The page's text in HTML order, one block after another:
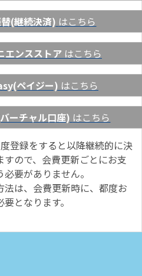
(継続決済) はこちら
エンスストア はこちら
ペイジー) はこちら
ーチャル口座) はこちら
登録をすると以降継続的に決
すので、会費更新ごとにお支
要がありません。
法は、会費更新時に、都度お
となります。